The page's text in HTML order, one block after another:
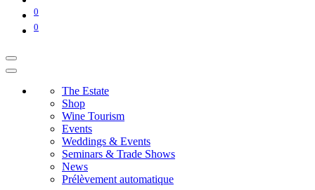
0
0
The Estate
Shop
Wine Tourism
Events
Weddings & Events
Seminars & Trade Shows
News
Prélèvement automatique